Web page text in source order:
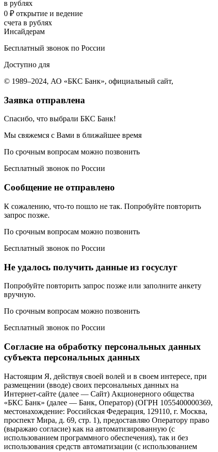
в рублях
0 ₽ открытие и ведение
счета в рублях
Инсайдерам
Бесплатный звонок по России
Доступно для
© 1989–2024, АО «БКС Банк», официальный сайт,
Заявка отправлена
Спасибо, что выбрали БКС Банк!
Мы свяжемся с Вами в ближайшее время
По срочным вопросам можно позвонить
Бесплатный звонок по России
Сообщение не отправлено
К сожалению, что-то пошло не так. Попробуйте повторить
запрос позже.
По срочным вопросам можно позвонить
Бесплатный звонок по России
Не удалось получить данные из госуслуг
Попробуйте повторить запрос позже или заполните анкету
вручную.
По срочным вопросам можно позвонить
Бесплатный звонок по России
Согласие на обработку персональных данных
субъекта персональных данных
Настоящим Я, действуя своей волей и в своем интересе, при
размещении (вводе) своих персональных данных на
Интернет-сайте (далее — Сайт) Акционерного общества
«БКС Банк» (далее — Банк, Оператор) (ОГРН 1055400000369,
местонахождение: Российская Федерация, 129110, г. Москва,
проспект Мира, д. 69, стр. 1), предоставляю Оператору право
(выражаю согласие) как на автоматизированную (с
использованием программного обеспечения), так и без
использования средств автоматизации (с использованием